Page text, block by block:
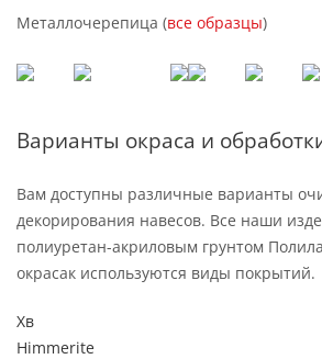
Металлочерепица (все образцы)
Варианты окраса и
Вам доступны различные варианты
декорирования навесов. Все наши
полиуретан-акриловым грунтом
окрасак используются виды покрытий.
Хв
Himmerite